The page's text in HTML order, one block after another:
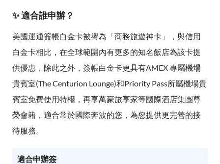
✨ 適合誰申辦？
美國運通簽帳白金卡被譽為「商務旅遊神卡」，與信用
白金卡相比，在全球範圍內有更多的知名飯店為該卡提
供優惠，除此之外，簽帳白金卡更具有AMEX 專屬機場
貴賓室(The Centurion Lounge)和Priority Pass所屬機場貴
賓室免費使用特權，再享萬豪旅享家等國際酒店集團尊
榮會籍，適合常於國際奔波的您，為您提供更完善的接
待服務。
適合申辦簽